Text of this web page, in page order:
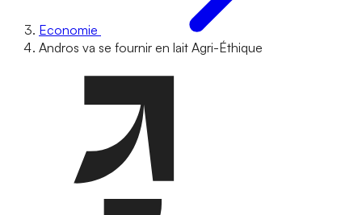
Economie
Andros va se fournir en lait Agri-Éthique